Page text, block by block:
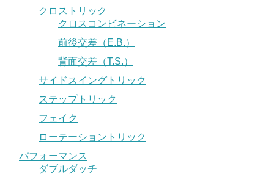
クロストリック
クロスコンビネーション
前後交差（E.B.）
背面交差（T.S.）
サイドスイングトリック
ステップトリック
フェイク
ローテーショントリック
パフォーマンス
ダブルダッチ